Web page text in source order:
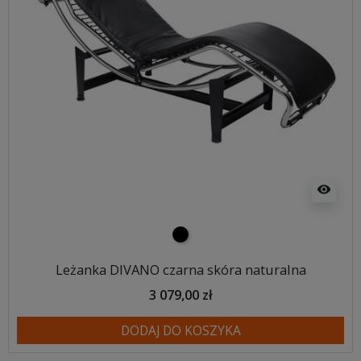
visibility
czarny
Leżanka DIVANO czarna skóra naturalna
3 079,00 zł
DODAJ DO KOSZYKA